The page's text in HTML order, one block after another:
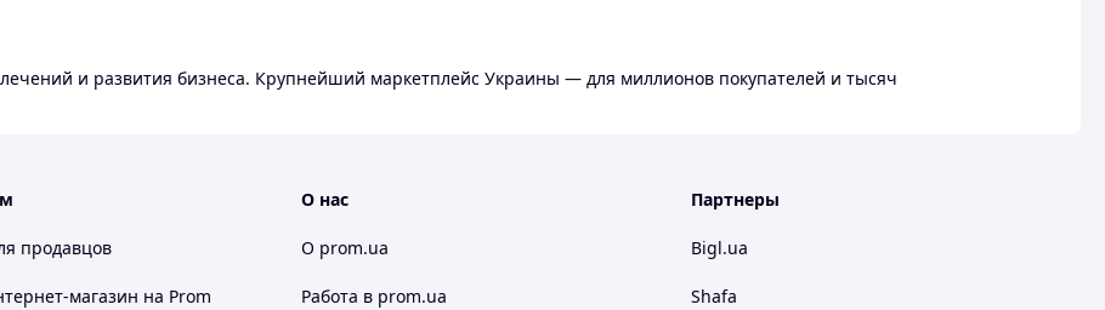
и развития бизнеса. Крупнейший маркетплейс Украины — для миллионов покупателей и тысяч
продавцов
магазин на Prom
О нас
О prom.ua
Работа в prom.ua
Партнеры
Bigl.ua
Shafa